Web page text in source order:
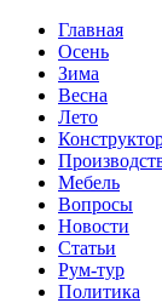
Главная
Осень
Зима
Весна
Лето
Мебель
Вопросы
Новости
Статьи
Рум-тур
Политика